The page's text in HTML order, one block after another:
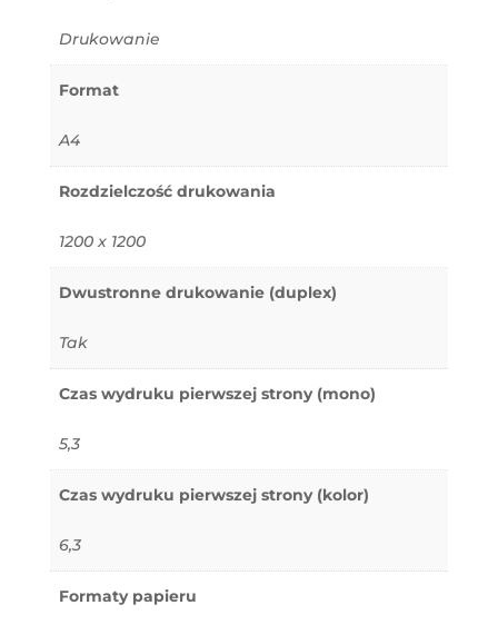
Drukowanie
Format
A4
Rozdzielczość drukowania
1200 x 1200
Dwustronne drukowanie (duplex)
Tak
Czas wydruku pierwszej strony (mono)
5,3
Czas wydruku pierwszej strony (kolor)
6,3
Formaty papieru